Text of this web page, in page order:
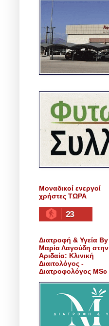
Μοναδικοί ενεργοί
χρήστες ΤΩΡΑ
23
Διατροφή & Υγεία By
Μαρία Λαγούδη στην
Αριδαία: Κλινική
Διαιτολόγος -
Διατροφολόγος MSc